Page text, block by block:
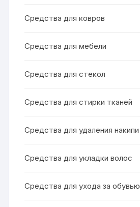
Средства для ковров
Средства для мебели
Средства для стекол
Средства для стирки тканей
Средства для удаления накипи
Средства для укладки волос
Средства для ухода за обувью